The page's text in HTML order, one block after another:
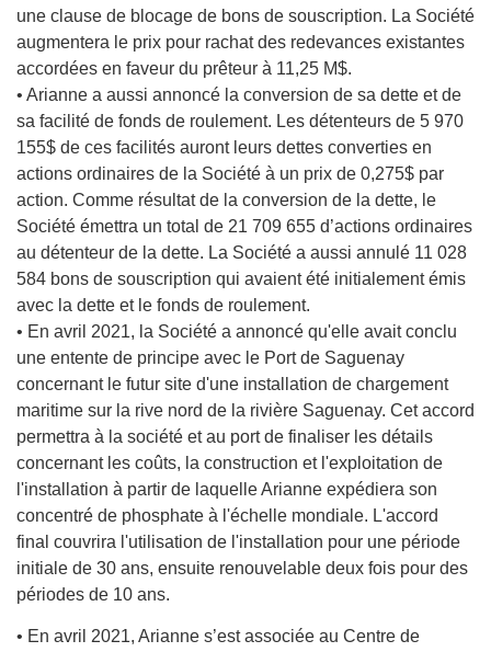
une clause de blocage de bons de souscription. La Société
augmentera le prix pour rachat des redevances existantes
accordées en faveur du prêteur à 11,25 M$.
• Arianne a aussi annoncé la conversion de sa dette et de
sa facilité de fonds de roulement. Les détenteurs de 5 970
155$ de ces facilités auront leurs dettes converties en
actions ordinaires de la Société à un prix de 0,275$ par
action. Comme résultat de la conversion de la dette, le
Société émettra un total de 21 709 655 d’actions ordinaires
au détenteur de la dette. La Société a aussi annulé 11 028
584 bons de souscription qui avaient été initialement émis
avec la dette et le fonds de roulement.
• En avril 2021, la Société a annoncé qu'elle avait conclu
une entente de principe avec le Port de Saguenay
concernant le futur site d'une installation de chargement
maritime sur la rive nord de la rivière Saguenay. Cet accord
permettra à la société et au port de finaliser les détails
concernant les coûts, la construction et l'exploitation de
l'installation à partir de laquelle Arianne expédiera son
concentré de phosphate à l'échelle mondiale. L'accord
final couvrira l'utilisation de l'installation pour une période
initiale de 30 ans, ensuite renouvelable deux fois pour des
périodes de 10 ans.
• En avril 2021, Arianne s’est associée au Centre de